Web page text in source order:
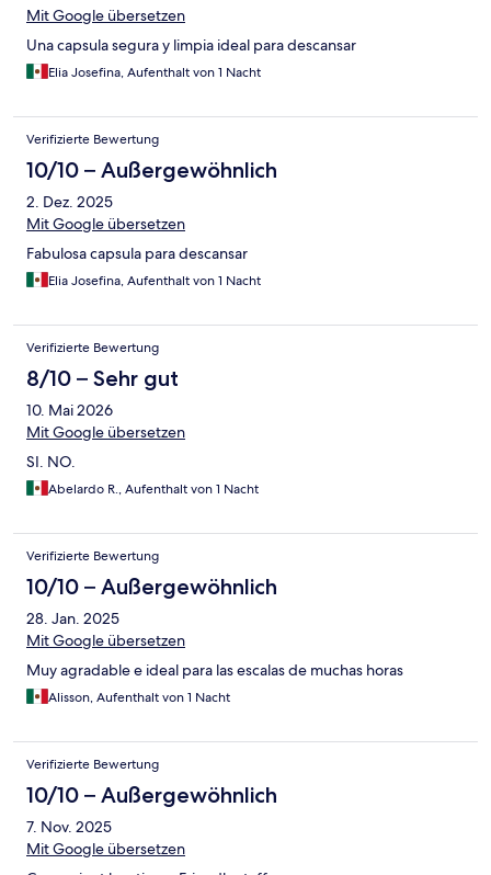
Mit Google übersetzen
Una capsula segura y limpia ideal para descansar
Elia Josefina, Aufenthalt von 1 Nacht
Verifizierte Bewertung
10/10 – Außergewöhnlich
2. Dez. 2025
Mit Google übersetzen
Fabulosa capsula para descansar
Elia Josefina, Aufenthalt von 1 Nacht
Verifizierte Bewertung
8/10 – Sehr gut
10. Mai 2026
Mit Google übersetzen
SI. NO.
Abelardo R., Aufenthalt von 1 Nacht
Verifizierte Bewertung
10/10 – Außergewöhnlich
28. Jan. 2025
Mit Google übersetzen
Muy agradable e ideal para las escalas de muchas horas
Alisson, Aufenthalt von 1 Nacht
Verifizierte Bewertung
10/10 – Außergewöhnlich
7. Nov. 2025
Mit Google übersetzen